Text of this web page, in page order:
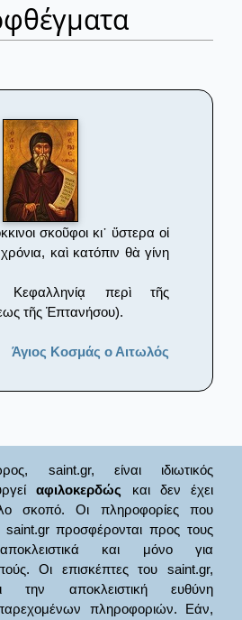
σκοῦφοι κι᾿ ὕστερα οἱ
καὶ κατόπιν θὰ γίνη
περὶ τῆς
τῆς Ἑπτανήσου).
Άγιος Κοσμάς ο Αιτωλός
saint.gr, είναι ιδιωτικός
αφιλοκερδώς και δεν έχει
σκοπό. Οι πληροφορίες που
saint.gr προσφέρονται προς τους
και μόνο για
Οι επισκέπτες του saint.gr,
την αποκλειστική ευθύνη
πληροφοριών. Εάν,